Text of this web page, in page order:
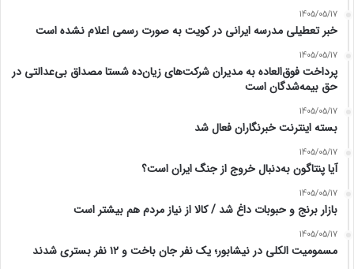
1405/05/17
خبر تعطیلی مدرسه ایرانی در کویت به صورت رسمی اعلام نشده است
1405/05/17
پرداخت فوق‌العاده به مدیران شرکت‌های زیان‌ده شستا مصداق بی‌عدالتی در
حق بیمه‌شدگان است
1405/05/17
بسته اینترنت خبرنگاران فعال شد
1405/05/17
آیا پنتاگون به‌دنبال خروج از جنگ ایران است؟
1405/05/17
بازار برنج و حبوبات داغ شد / کالا از نیاز مردم هم بیشتر است
1405/05/17
مسمومیت الکلی در نیشابور؛ یک نفر جان باخت و ۱۲ نفر بستری شدند